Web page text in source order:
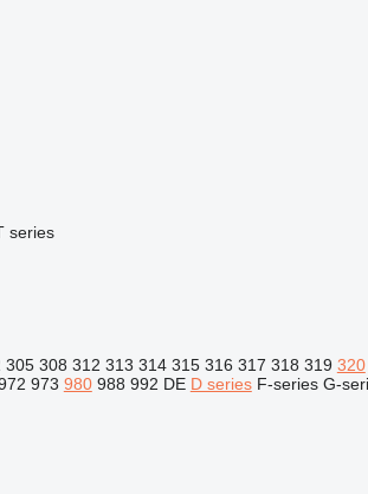
series
305 308 312 313 314 315 316 317 318 319 320
973 980 988 992 DE D series F-series G-